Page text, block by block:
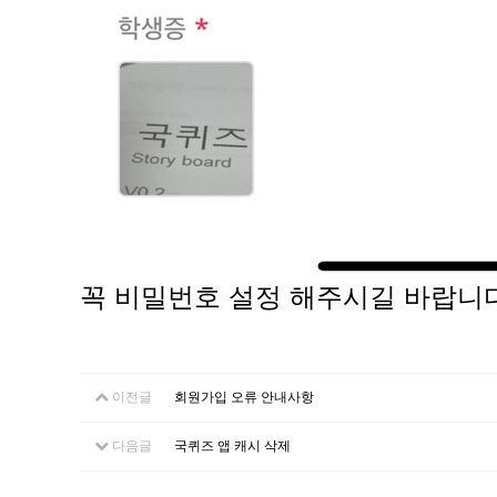
꼭 비밀번호 설정 해주시길 바랍니
이전글 회원가입 오류 안내사항
다음글 국퀴즈 앱 캐시 삭제